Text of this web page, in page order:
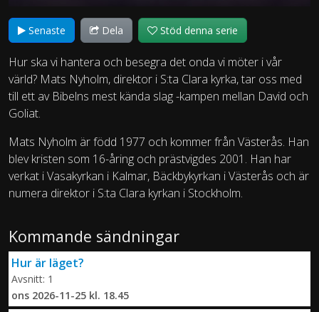
Senaste Dela Stöd denna serie
Hur ska vi hantera och besegra det onda vi möter i vår
värld? Mats Nyholm, direktor i S:ta Clara kyrka, tar oss med
till ett av Bibelns mest kända slag -kampen mellan David och
Goliat.
Mats Nyholm är född 1977 och kommer från Västerås. Han
blev kristen som 16-åring och prästvigdes 2001. Han har
verkat i Vasakyrkan i Kalmar, Bäckbykyrkan i Västerås och är
numera direktor i S:ta Clara kyrkan i Stockholm.
Kommande sändningar
Hur är läget?
Avsnitt: 1
ons 2026-11-25 kl. 18.45